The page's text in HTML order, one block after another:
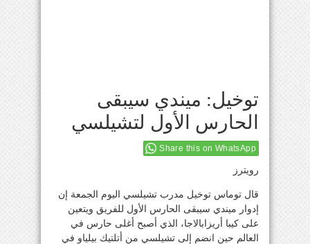
توخيل: ميندي سيبقى
الحارس الأول لتشيلسي
Share this on WhatsApp
رويترز
قال توماس توخيل مدرب تشيلسي اليوم الجمعة إن
إدوار ميندي سيبقى الحارس الأول للفريق ويتعين
على كيبا أريزابالاجا، الذي أصبح أغلى حارس في
العالم حين انضم إلى تشيلسي من أتلتيك بيلياو في